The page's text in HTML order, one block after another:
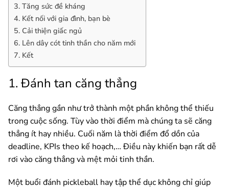
3. Tăng sức đề kháng
4. Kết nối với gia đình, bạn bè
5. Cải thiện giấc ngủ
6. Lên dây cót tinh thần cho năm mới
7. Kết
1. Đánh tan căng thẳng
Căng thẳng gần như trở thành một phần không thể thiếu
trong cuộc sống. Tùy vào thời điểm mà chúng ta sẽ căng
thẳng ít hay nhiều. Cuối năm là thời điểm đổ dồn của
deadline, KPIs theo kế hoạch,… Điều này khiến bạn rất dễ
rơi vào căng thẳng và mệt mỏi tinh thần.
Một buổi đánh pickleball hay tập thể dục không chỉ giúp